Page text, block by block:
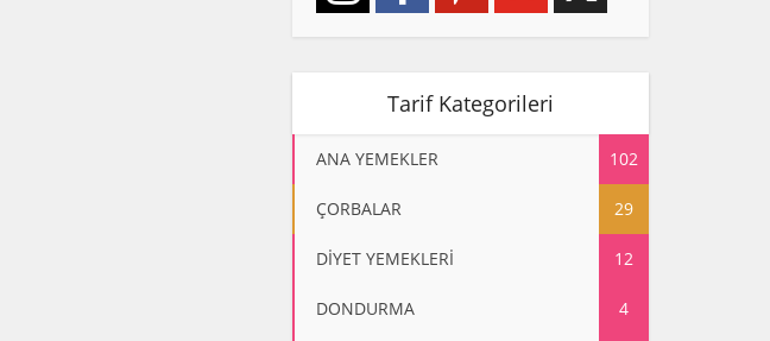
Tarif Kategorileri
ANA YEMEKLER 102
ÇORBALAR 29
DİYET YEMEKLERİ 12
DONDURMA 4